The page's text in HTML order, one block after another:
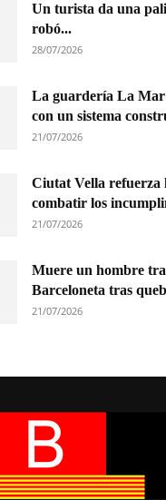
Un turista da una
robó...
28/07/2026
La guardería La Mar
con un sistema
21/07/2026
Ciutat Vella refuerza
combatir los
21/07/2026
Muere un hombre
Barceloneta tras
21/07/2026